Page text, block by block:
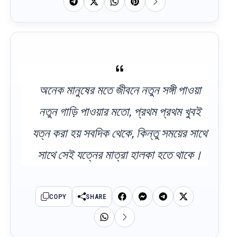
অনেক মানুষের মতে জীবনে নতুন সঙ্গী পাওয়া
নতুন গাড়ি পাওয়ার মতো, প্রথম প্রথম খুবই
যত্ন করা হয় সবদিক থেকে, কিন্তু সময়ের সাথে
সাথে সেই যত্নের মাত্রা হালকা হতে থাকে।
COPY SHARE